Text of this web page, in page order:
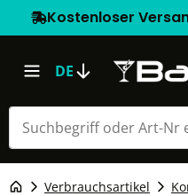
Kostenloser
DE
Verbrauchsartikel